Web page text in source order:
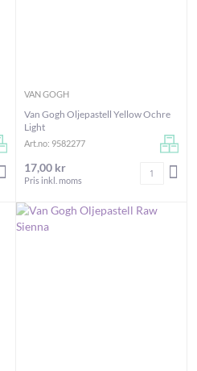
LÄGG I VARUKORGEN
VAN GOGH
Van Gogh Oljepastell Yellow Ochre
Light
Art.no: 9582277
17,00 kr
Pris inkl. moms
Antal